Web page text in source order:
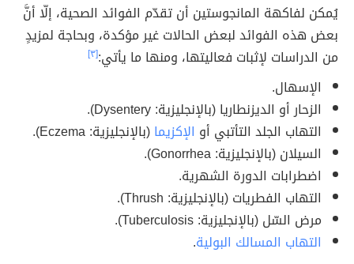
يُمكن لفاكهة المانجوستين أن تقدّم الفوائد الصحية، إلّا أنَّ
بعض هذه الفوائد لبعض الحالات غير مؤكدة، وبحاجة لمزيدٍ
من الدراسات لإثبات فعاليتها، ومنها ما يأتي:[٣]
الإسهال.
الزحار أو الديزنطاريا (بالإنجليزية: Dysentery).
التهاب الجلد التأتبي أو الإكزيما(بالإنجليزية: Eczema).
السيلان (بالإنجليزية: Gonorrhea).
اضطرابات الدورة الشهرية.
التهاب الفطريات (بالإنجليزية: Thrush).
مرض السّل (بالإنجليزية: Tuberculosis).
التهاب المسالك البولية.